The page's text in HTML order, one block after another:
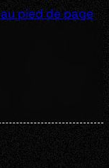
pied de page